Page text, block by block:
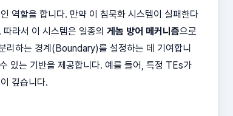
역할을 합니다. 만약 이 침묵화 시스템이 실패한다
라서 이 시스템은 일종의 게놈 방어 메커니즘으로
리하는 경계(Boundary)를 설정하는 데 기여합니
있는 기반을 제공합니다. 예를 들어, 특정 TEs가
깊습니다.